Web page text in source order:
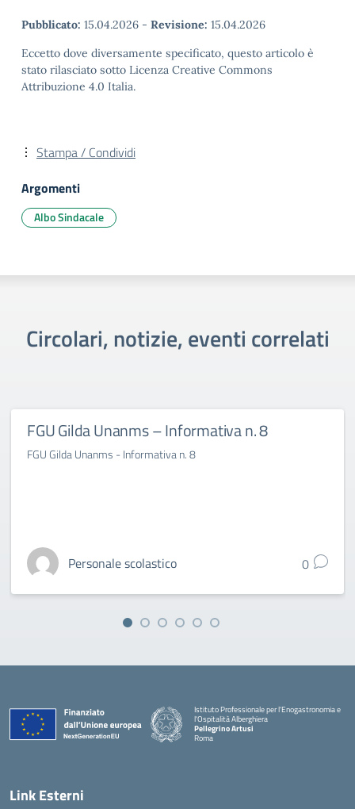
Pubblicato: 15.04.2026 - Revisione: 15.04.2026
Eccetto dove diversamente specificato, questo articolo è
stato rilasciato sotto Licenza Creative Commons
Attribuzione 4.0 Italia.
Stampa / Condividi
Argomenti
Albo Sindacale
Circolari, notizie, eventi correlati
FGU Gilda Unanms – Informativa n. 8
FGU Gilda Unanms - Informativa n. 8
Personale scolastico 0
Istituto Professionale per l'Enogastronomia e
l'Ospitalità Alberghiera
Pellegrino Artusi
Roma
Link Esterni